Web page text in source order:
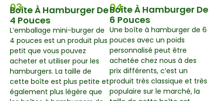
03
Boîte À Hamburger De
4 Pouces
L’emballage mini-burger de
4 pouces est un produit plus
petit que vous pouvez
acheter et utiliser pour les
hamburgers. La taille de
cette boîte est plus petite et
également plus légère que
04
Boîte À Hamburger De
6 Pouces
Une boîte à hamburger de 6
pouces avec un poids
personnalisé peut être
achetée chez nous à des
prix différents, c’est un
produit très classique et très
populaire sur le marché, la